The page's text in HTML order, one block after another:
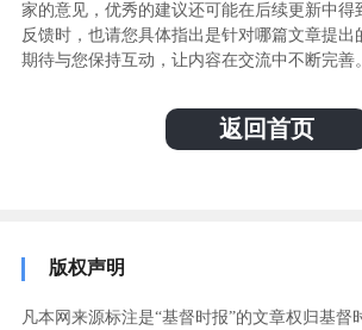
家的意见，优秀的建议还可能在后续更新中得
反馈时，也请您具体指出是针对哪篇文章提出
期待与您保持互动，让内容在交流中不断完善。
返回首页
版权声明
凡本网来源标注是“基督时报”的文章权归基督